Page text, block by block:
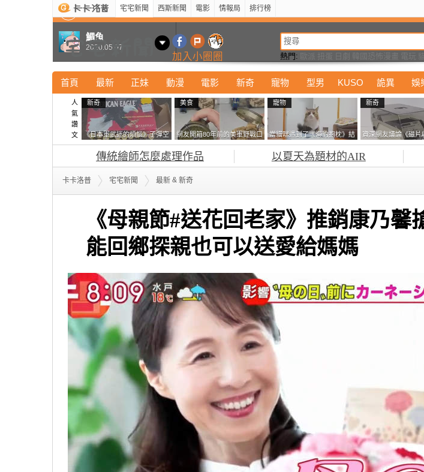
宅宅新聞 西斯新聞 電影 情報局 排行榜
加入小圈圈 熱門:
首頁 最新 正妹 動漫 電影 新奇 寵物 型男 KUSO 詭異 娛
人
氣
讚
文
新奇
《日本軍武迷的煩惱》子彈空
盒在日本超級貴 美國網友直
接一大箱寄給他了
美食
網友開箱80年前的美軍野戰口
糧 罐頭本身保存良好，但裡
面的味道...
寵物
當貓咪遇到了《海豹抱枕》結
果玩了10天後，海豹一整個走
鐘笑翻網友
新奇
資深網友議論《磁片
鎖有什麼用》想偷的
走不就好了嗎？
傳統繪師怎麼處理作品 以夏天為題材的AIR
卡卡洛普 宅宅新聞 最新 & 新奇
《母親節#送花回老家》推銷康乃馨
能回鄉探親也可以送愛給媽媽
最新 新奇 正妹 寵物 型男 Kuso 科技 動漫
鯛魚
2020.05.07